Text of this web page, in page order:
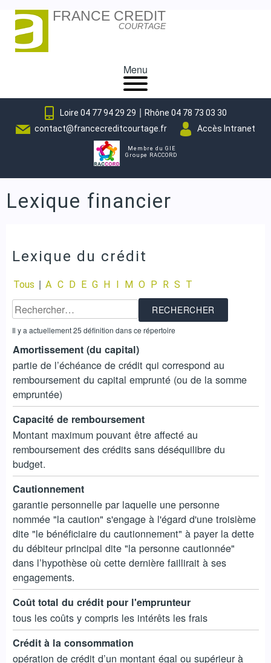
Skip
content
FRANCE CREDIT
COURTAGE
Menu
Loire 04 77 94 29 29 | Rhône 04 78 73 03 30
contact@francecreditcourtage.fr
Accès Intranet
Membre du GIE
Groupe RACCORD
Lexique financier
Lexique du crédit
Tous | A C D E G H I M O P R S T
Il y a actuellement 25 définition dans ce répertoire
Amortissement (du capital)
partie de l’échéance de crédit qui correspond au
remboursement du capital emprunté (ou de la somme
empruntée)
Capacité de remboursement
Montant maximum pouvant être affecté au
remboursement des crédits sans déséquilibre du
budget.
Cautionnement
garantie personnelle par laquelle une personne
nommée "la caution" s'engage à l'égard d'une troisième
dite "le bénéficiaire du cautionnement" à payer la dette
du débiteur principal dite "la personne cautionnée"
dans l’hypothèse où cette dernière faillirait à ses
engagements.
Coût total du crédit pour l'emprunteur
tous les coûts y compris les intérêts les frais
Crédit à la consommation
opération de crédit d’un montant égal ou supérieur à